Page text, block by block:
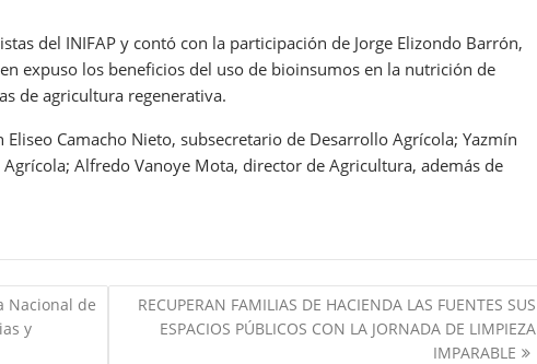
del INIFAP y contó con la participación de Jorge Elizondo Barrón,
expuso los beneficios del uso de bioinsumos en la nutrición de
de agricultura regenerativa.
Camacho Nieto, subsecretario de Desarrollo Agrícola; Yazmín
Alfredo Vanoye Mota, director de Agricultura, además de
Nacional de
y
RECUPERAN FAMILIAS DE HACIENDA LAS FUENTES SUS
ESPACIOS PÚBLICOS CON LA JORNADA DE LIMPIEZA
IMPARABLE